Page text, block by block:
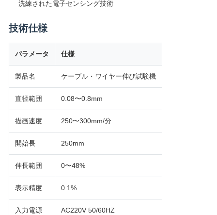
を
要
求
し
な
さ
い
VR
SHOW
洗練された電子センシング技術
技術仕様
パラメータ 仕様
製品名 ケーブル・ワイヤー伸び試験機
直径範囲 0.08〜0.8mm
描画速度 250〜300mm/分
開始長 250mm
伸長範囲 0〜48%
表示精度 0.1%
入力電源 AC220V 50/60HZ